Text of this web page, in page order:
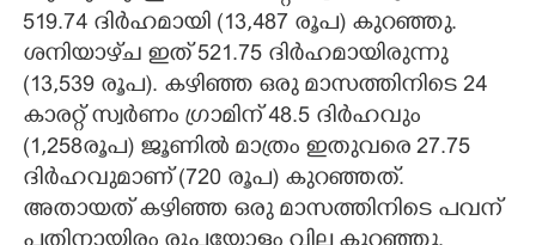
ZOOM
CONTACT US
519.74 ദിർഹമായി (13,487 രൂപ) കുറഞ്ഞു.
ശനിയാഴ്‌ച ഇത് 521.75 ദി‌ർഹമായിരുന്നു
(13,539 രൂപ). കഴിഞ്ഞ ഒരു മാസത്തിനിടെ 24
കാരറ്റ് സ്വർണം ഗ്രാമിന് 48.5 ദിർഹവും
(1,258രൂപ) ജൂണിൽ മാത്രം ഇതുവരെ 27.75
ദിർഹവുമാണ് (720 രൂപ) കുറഞ്ഞത്.
അതായത് കഴിഞ്ഞ ഒരു മാസത്തിനിടെ പവന്